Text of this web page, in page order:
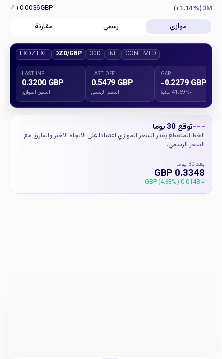
3M
(+1.14%)
+0.0036GBP
↗
موازي رسمي مقارنة
EXDZ FXF DZD/GBP 30D INF CONF MED
LAST INF
0.3200 GBP
السوق الموازي
LAST OFF
0.5479 GBP
السعر الرسمي
GAP
-0.2279 GBP
-41.59% علاوة
توقع 30 يوما
الخط المتقطع يقدر السعر الموازي اعتمادا على الاتجاه الاخير والفارق مع
السعر الرسمي.
بعد 30 يوما
0.3348 GBP
+ 0.0148 GBP (4.63%)